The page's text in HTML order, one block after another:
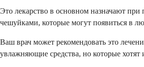
Это лекарство в основном назначают
чешуйками, которые могут появиться в
Ваш врач может рекомендовать это
увлажняющие средства, но которые хотят